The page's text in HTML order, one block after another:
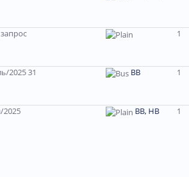
1
2025 31 ВВ 1
ВВ, НВ 1